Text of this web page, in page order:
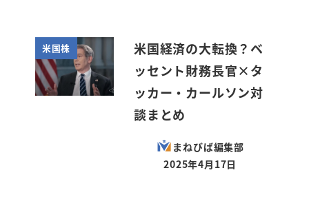
米国株
米国経済の大転換？ベ
ッセント財務長官×タ
ッカー・カールソン対
談まとめ
まねびば編集部
投稿日
2025年4月17日